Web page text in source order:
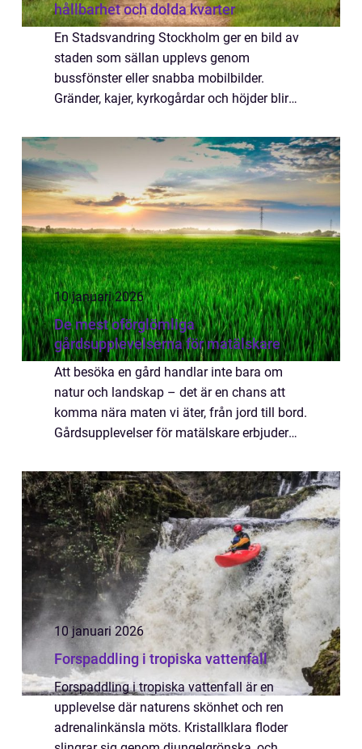
hållbarhet och dolda kvarter
En Stadsvandring Stockholm ger en bild av
staden som sällan upplevs genom
bussfönster eller snabba mobilbilder.
Gränder, kajer, kyrkogårdar och höjder blir
migration, konflikter och vardagsliv går att
läsa av i ...
10 januari 2026
De mest oförglömliga
gårdsupplevelserna för matälskare
Att besöka en gård handlar inte bara om
natur och landskap – det är en chans att
komma nära maten vi äter, från jord till bord.
Gårdsupplevelser för matälskare erbjuder
10 januari 2026
Forspaddling i tropiska vattenfall
Forspaddling i tropiska vattenfall är en
upplevelse där naturens skönhet och ren
adrenalinkänsla möts. Kristallklara floder